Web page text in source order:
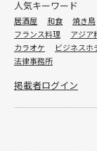
人気キーワード
居酒屋 和食 焼き鳥
フランス料理
アジア
カラオケ
ビジネスホ
法律事務所
掲載者ログイン